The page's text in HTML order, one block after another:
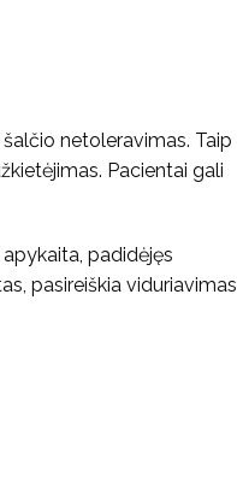
netoleravimas. Taip
Pacientai gali
padidėjęs
pasireiškia viduriavimas